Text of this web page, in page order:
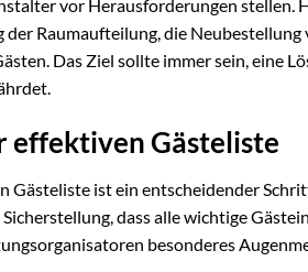
vor Herausforderungen stellen.
der Raumaufteilung, die
Das Ziel sollte immer sein, eine
effektiven Gästeliste
Gästeliste ist ein entscheidender
dass alle wichtige
besonderes